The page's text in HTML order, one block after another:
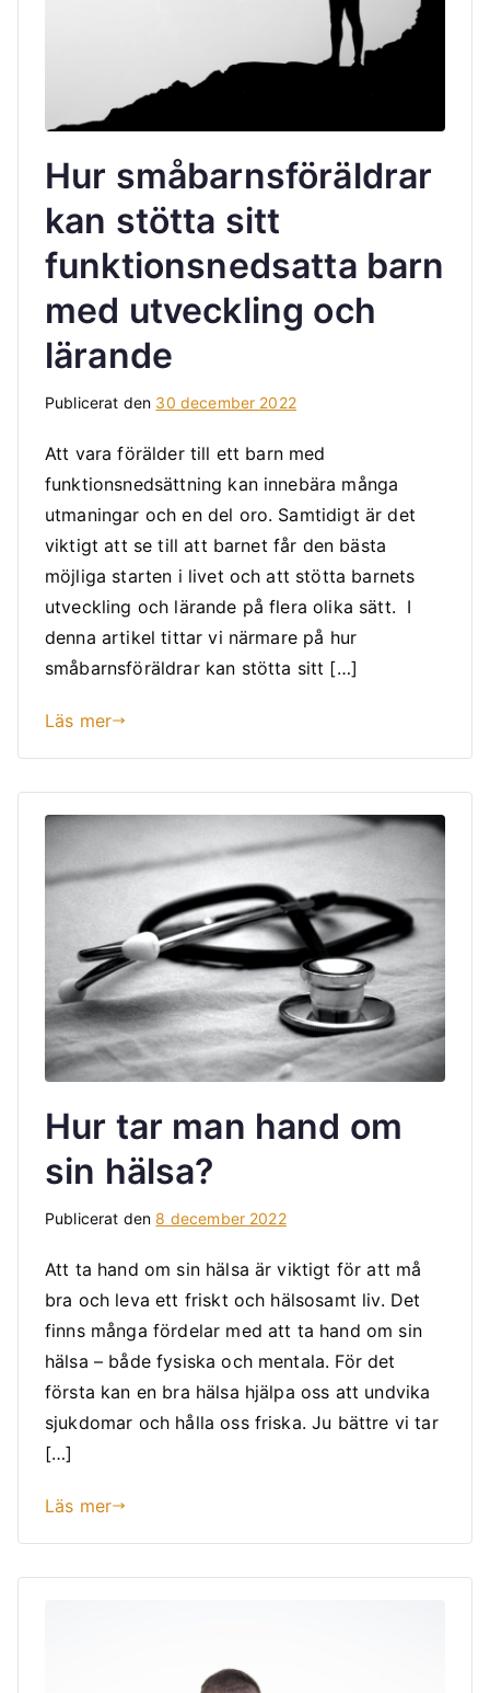
Hur småbarnsföräldrar
kan stötta sitt
funktionsnedsatta barn
med utveckling och
lärande
Publicerat den 30 december 2022
Att vara förälder till ett barn med
funktionsnedsättning kan innebära många
utmaningar och en del oro. Samtidigt är det
viktigt att se till att barnet får den bästa
möjliga starten i livet och att stötta barnets
utveckling och lärande på flera olika sätt. I
denna artikel tittar vi närmare på hur
småbarnsföräldrar kan stötta sitt […]
Läs mer
Hur tar man hand om
sin hälsa?
Publicerat den 8 december 2022
Att ta hand om sin hälsa är viktigt för att må
bra och leva ett friskt och hälsosamt liv. Det
finns många fördelar med att ta hand om sin
hälsa – både fysiska och mentala. För det
första kan en bra hälsa hjälpa oss att undvika
sjukdomar och hålla oss friska. Ju bättre vi tar
[…]
Läs mer